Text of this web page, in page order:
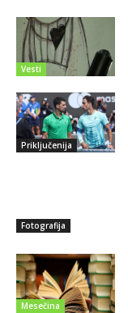
Vesti
Priključenija
Fotografija
Mesečina